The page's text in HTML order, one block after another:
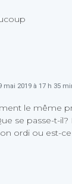
mai 2019 à 17 h 35
le même
se passe-t-
ordi ou est-